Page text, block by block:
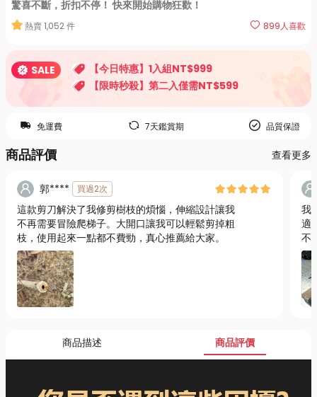
驚喜不斷，折扣不停！ 快來開始購物狂歡！
熱賣1,052件 899人喜歡
SALE
【今日特惠】1入組NT$999
【限時秒殺】第二入僅需NT$599
免運費 7天鑑賞期 品質保證
商品評價 查看更多
郭**** 買過2次
這款剪刀解決了我修剪樹枝的煩惱，伸縮設計讓我
不再需要冒險爬梯子。大開口讓我可以輕鬆剪掉粗
枝，使用起來一點都不費勁，真心推薦給大家。
我
適
不
方
商品描述 商品評價